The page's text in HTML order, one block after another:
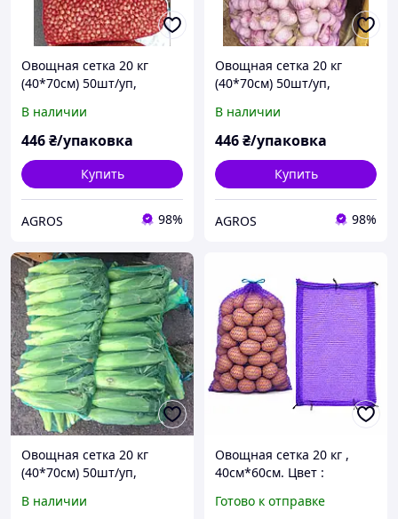
Овощная сетка 20 кг
(40*70см) 50шт/уп,
В наличии
446₴/упаковка
Купить
AGROS 98%
Овощная сетка 20 кг
(40*70см) 50шт/уп,
В наличии
446₴/упаковка
Купить
AGROS 98%
Овощная сетка 20 кг
(40*70см) 50шт/уп,
В наличии
Овощная сетка 20 кг ,
40см*60см. Цвет :
Готово к отправке